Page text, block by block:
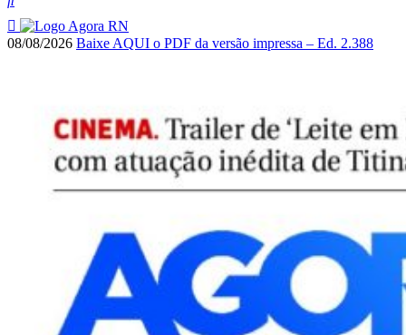
08/08/2026 Baixe AQUI o PDF da versão impressa – Ed. 2.388